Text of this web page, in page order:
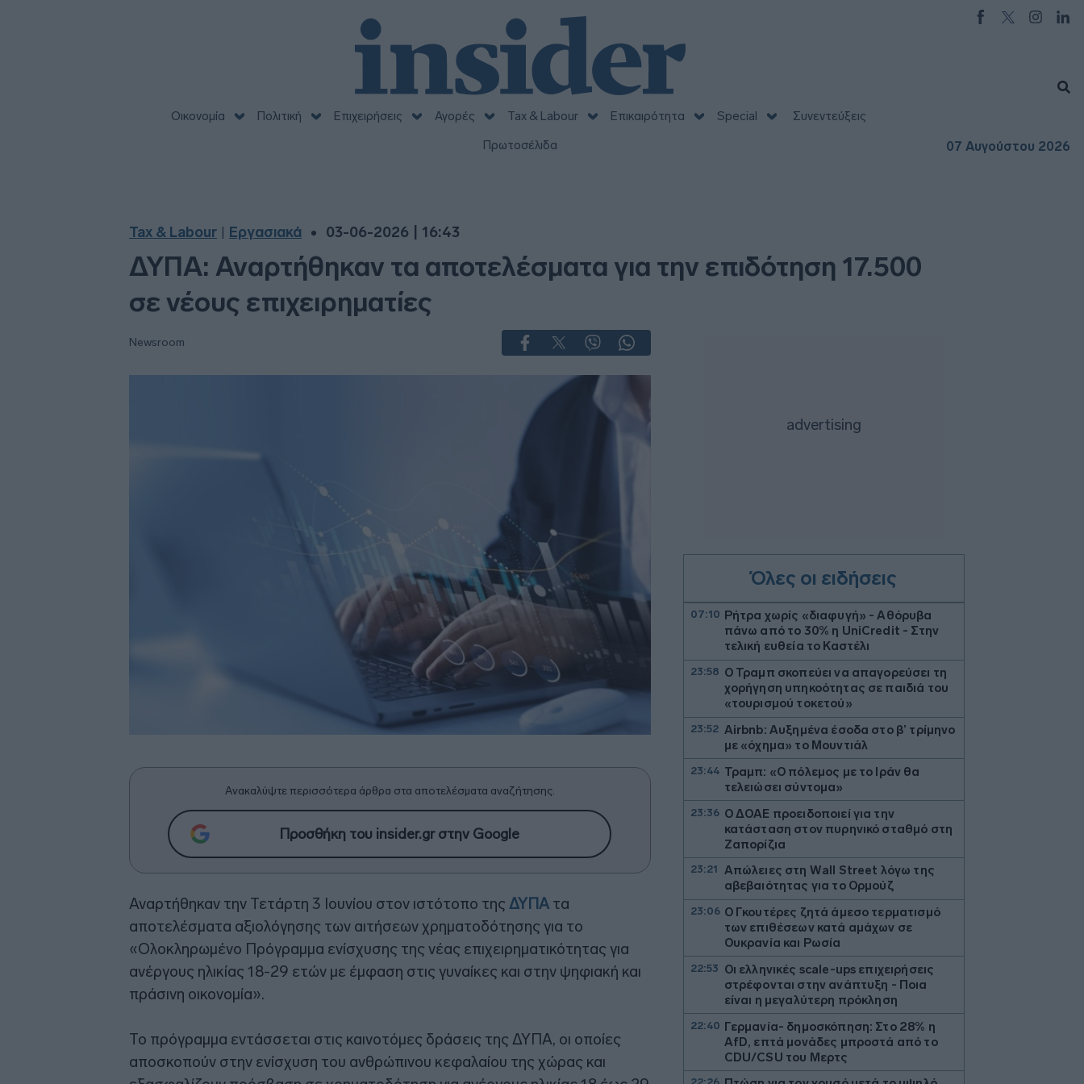
Οικονομία Πολιτική Επιχειρήσεις Αγορές Tax & Labour Επικαιρότητα Special
Συνεντεύξεις
Πρωτοσέλιδα
07 Αυγούστου 2026
Tax & Labour Εργασιακά 03-06-2026 | 16:43
ΔΥΠΑ: Αναρτήθηκαν τα αποτελέσματα για την επιδότηση 17.500
σε νέους επιχειρηματίες
Newsroom
Ανακαλύψτε περισσότερα άρθρα στα αποτελέσματα αναζήτησης.
Προσθήκη του insider.gr στην Google
Αναρτήθηκαν την Τετάρτη 3 Ιουνίου στον ιστότοπο της ΔΥΠΑ τα
αποτελέσματα αξιολόγησης των αιτήσεων χρηματοδότησης για το
«Ολοκληρωμένο Πρόγραμμα ενίσχυσης της νέας επιχειρηματικότητας για
ανέργους ηλικίας 18-29 ετών με έμφαση στις γυναίκες και στην ψηφιακή και
πράσινη οικονομία».
Το πρόγραμμα εντάσσεται στις καινοτόμες δράσεις της ΔΥΠΑ, οι οποίες
αποσκοπούν στην ενίσχυση του ανθρώπινου κεφαλαίου της χώρας και
Όλες οι ειδήσεις
07:10 Ρήτρα χωρίς «διαφυγή» - Αθόρυβα
πάνω από το 30% η UniCredit - Στην
τελική ευθεία το Καστέλι
23:58 Ο Τραμπ σκοπεύει να απαγορεύσει τη
χορήγηση υπηκοότητας σε παιδιά του
«τουρισμού τοκετού»
23:52 Airbnb: Αυξημένα έσοδα στο β’ τρίμηνο
με «όχημα» το Μουντιάλ
23:44 Τραμπ: «Ο πόλεμος με το Ιράν θα
τελειώσει σύντομα»
23:36 Ο ΔΟΑΕ προειδοποιεί για την
κατάσταση στον πυρηνικό σταθμό στη
Ζαπορίζια
23:21 Απώλειες στη Wall Street λόγω της
αβεβαιότητας για το Ορμούζ
23:06 Ο Γκουτέρες ζητά άμεσο τερματισμό
των επιθέσεων κατά αμάχων σε
Ουκρανία και Ρωσία
22:53 Οι ελληνικές scale-ups επιχειρήσεις
στρέφονται στην ανάπτυξη - Ποια
είναι η μεγαλύτερη πρόκληση
22:40 Γερμανία- δημοσκόπηση: Στο 28% η
AfD, επτά μονάδες μπροστά από το
CDU/CSU του Μερτς